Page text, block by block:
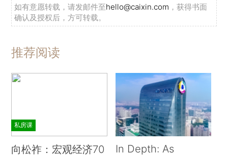
如有意愿转载，请发邮件至hello@caixin.com ，获得书面
确认及授权后，方可转载。
推荐阅读
私房课
向松祚：宏观经济70
In Depth: As